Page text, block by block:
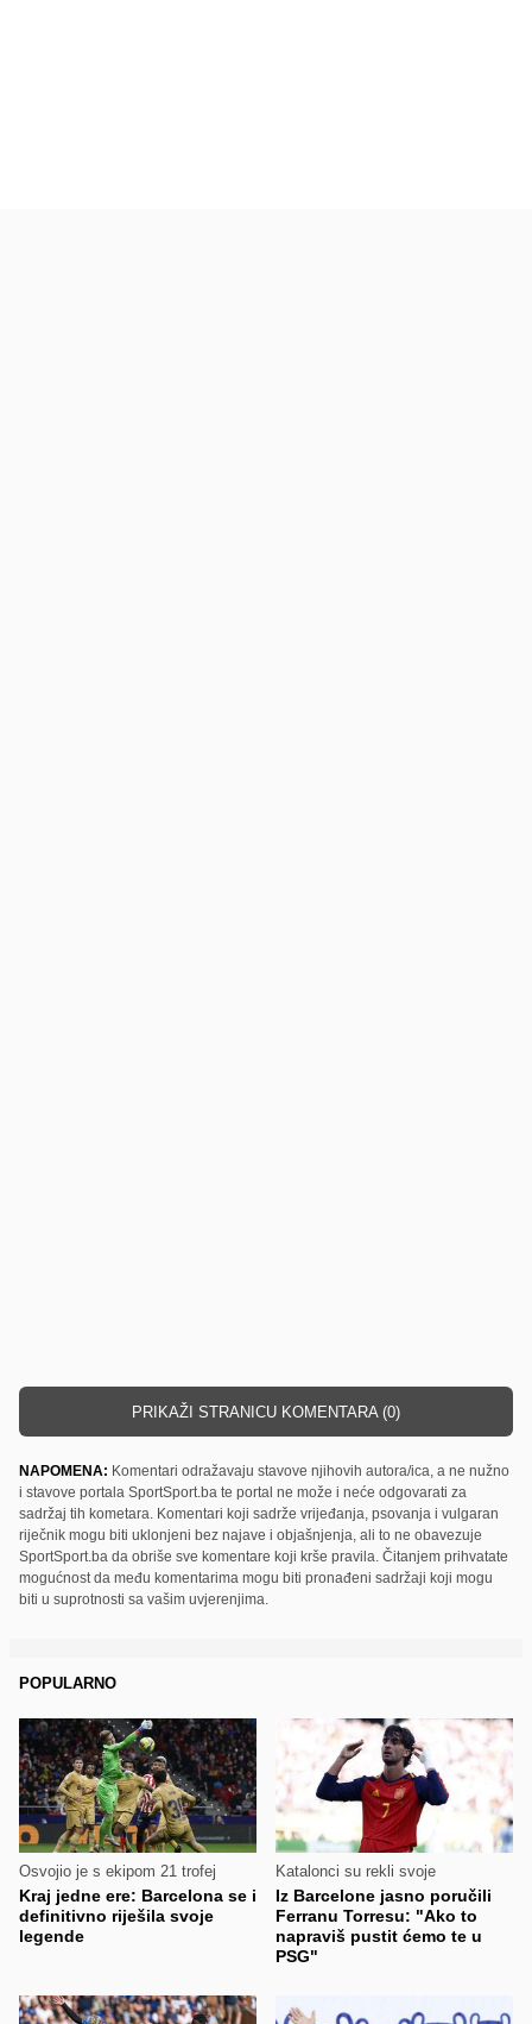
PRIKAŽI STRANICU KOMENTARA (0)
NAPOMENA: Komentari odražavaju stavove njihovih autora/ica, a ne nužno
i stavove portala SportSport.ba te portal ne može i neće odgovarati za
sadržaj tih kometara. Komentari koji sadrže vrijeđanja, psovanja i vulgaran
riječnik mogu biti uklonjeni bez najave i objašnjenja, ali to ne obavezuje
SportSport.ba da obriše sve komentare koji krše pravila. Čitanjem prihvatate
mogućnost da među komentarima mogu biti pronađeni sadržaji koji mogu
biti u suprotnosti sa vašim uvjerenjima.
POPULARNO
Osvojio je s ekipom 21 trofej
Kraj jedne ere: Barcelona se i
definitivno riješila svoje
legende
Katalonci su rekli svoje
Iz Barcelone jasno poručili
Ferranu Torresu: "Ako to
napraviš pustit ćemo te u
PSG"